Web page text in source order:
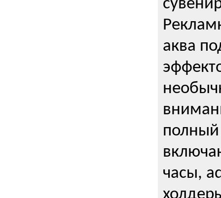
аква
полный
часы,